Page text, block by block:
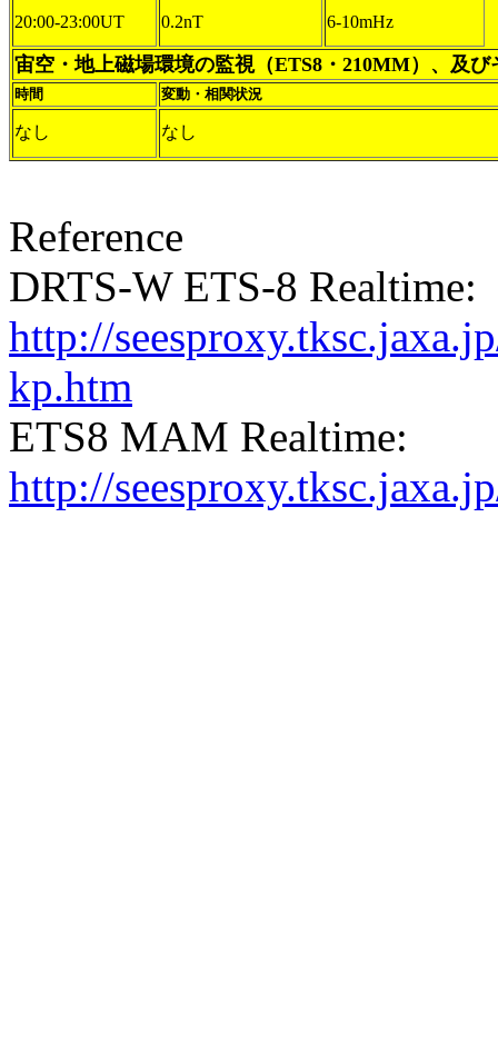
20:00-23:00UT 0.2nT 6-10mHz
宙空・地上磁場環境の監視（ETS8・210MM）、及び
時間 変動・相関状況
なし なし
Reference
DRTS-W ETS-8 Realtime:
http://
kp.htm
ETS8 MAM Realtime:
http://